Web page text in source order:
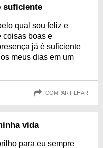
suficiente
qual sou feliz e
coisas boas e
já é suficiente
meus dias em um
COMPARTILHAR
vida
para eu sempre